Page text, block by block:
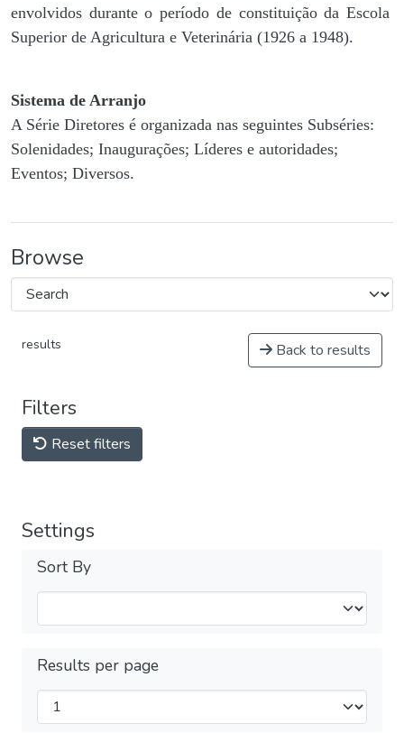
envolvidos durante o período de constituição da Escola
Superior de Agricultura e Veterinária (1926 a 1948).
Sistema de Arranjo
A Série Diretores é organizada nas seguintes Subséries:
Solenidades; Inaugurações; Líderes e autoridades;
Eventos; Diversos.
Browse
results Back to results
Filters
Reset filters
Settings
Sort By
Results per page